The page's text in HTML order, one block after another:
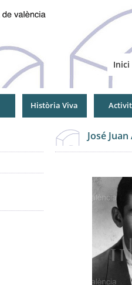
Inici
Història Viva
José